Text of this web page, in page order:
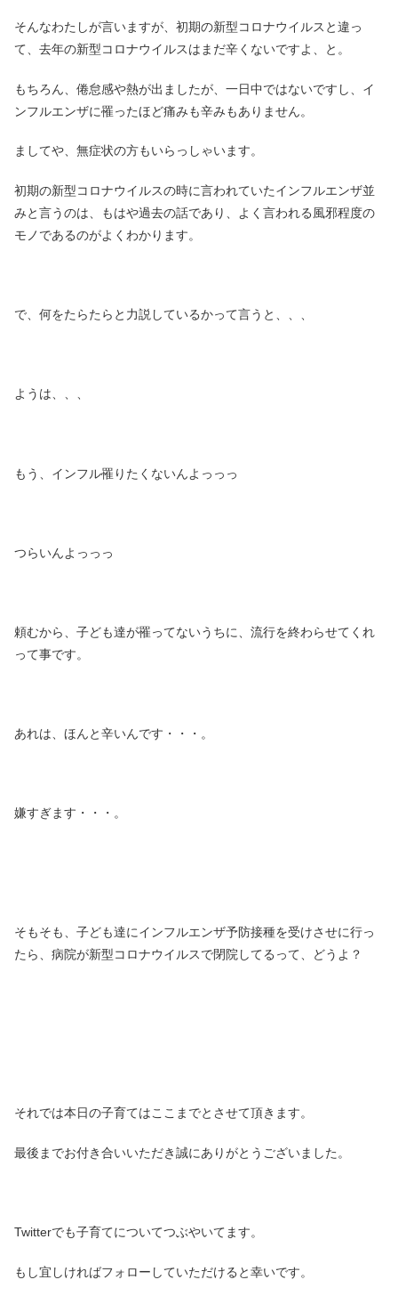
そんなわたしが言いますが、初期の新型コロナウイルスと違っ
て、去年の新型コロナウイルスはまだ辛くないですよ、と。
もちろん、倦怠感や熱が出ましたが、一日中ではないですし、イ
ンフルエンザに罹ったほど痛みも辛みもありません。
ましてや、無症状の方もいらっしゃいます。
初期の新型コロナウイルスの時に言われていたインフルエンザ並
みと言うのは、もはや過去の話であり、よく言われる風邪程度の
モノであるのがよくわかります。
で、何をたらたらと力説しているかって言うと、、、
ようは、、、
もう、インフル罹りたくないんよっっっ
つらいんよっっっ
頼むから、子ども達が罹ってないうちに、流行を終わらせてくれ
って事です。
あれは、ほんと辛いんです・・・。
嫌すぎます・・・。
そもそも、子ども達にインフルエンザ予防接種を受けさせに行っ
たら、病院が新型コロナウイルスで閉院してるって、どうよ？
それでは本日の子育てはここまでとさせて頂きます。
最後までお付き合いいただき誠にありがとうございました。
Twitterでも子育てについてつぶやいてます。
もし宜しければフォローしていただけると幸いです。